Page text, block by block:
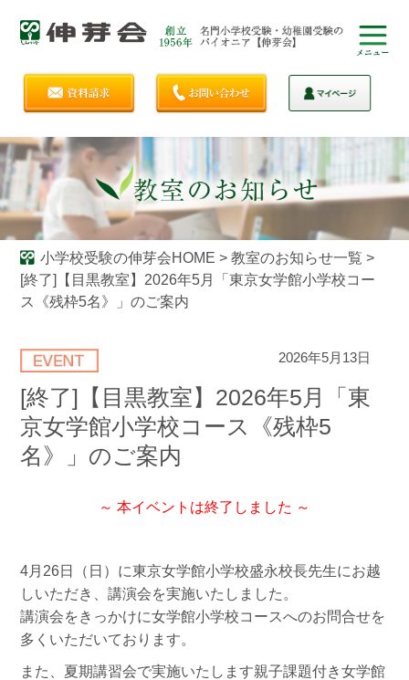
小学校受験の伸芽会HOME > 教室のお知らせ一覧 >
[終了]【目黒教室】2026年5月「東京女学館小学校コー
ス《残枠5名》」のご案内
2026年5月13日
[終了]【目黒教室】2026年5月「東
京女学館小学校コース《残枠5
名》」のご案内
～ 本イベントは終了しました ～
4月26日（日）に東京女学館小学校盛永校長先生にお越
しいただき、講演会を実施いたしました。
講演会をきっかけに女学館小学校コースへのお問合せを
多くいただいております。
また、夏期講習会で実施いたします親子課題付き女学館